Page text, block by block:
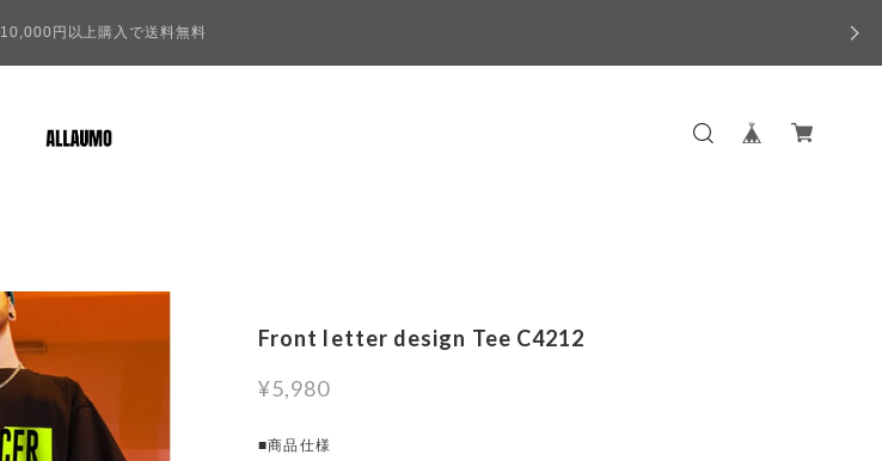
10,000円以上購入で送料無料
Front letter design Tee C4212
¥5,980
■商品仕様